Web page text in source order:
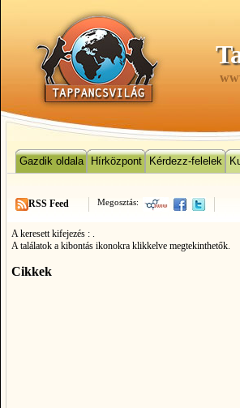
Gazdik oldala Hírközpont Kérdezz-felelek
Megosztás:
RSS Feed
A keresett kifejezés : .
A találatok a kibontás ikonokra klikkelve megtekinthetők.
Cikkek